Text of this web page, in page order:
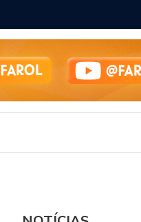
Brasil repudia revogação de